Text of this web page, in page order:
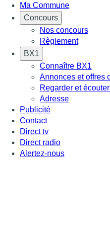
Ma Commune
Concours
Nos concours
Règlement
BX1
Connaître BX1
Annonces et offres
Regarder et
Adresse
Publicité
Contact
Direct tv
Direct radio
Alertez-nous